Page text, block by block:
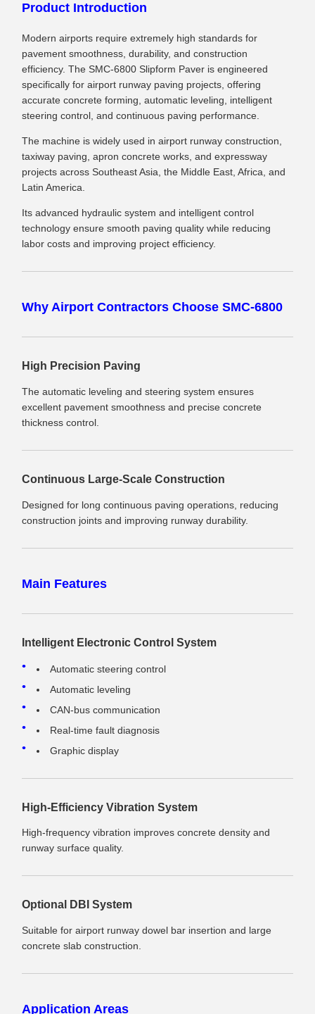
Product Introduction
Modern airports require extremely high standards for
pavement smoothness, durability, and construction
efficiency. The SMC-6800 Slipform Paver is engineered
specifically for airport runway paving projects, offering
accurate concrete forming, automatic leveling, intelligent
steering control, and continuous paving performance.
The machine is widely used in airport runway construction,
taxiway paving, apron concrete works, and expressway
projects across Southeast Asia, the Middle East, Africa, and
Latin America.
Its advanced hydraulic system and intelligent control
technology ensure smooth paving quality while reducing
labor costs and improving project efficiency.
Why Airport Contractors Choose SMC-6800
High Precision Paving
The automatic leveling and steering system ensures
excellent pavement smoothness and precise concrete
thickness control.
Continuous Large-Scale Construction
Designed for long continuous paving operations, reducing
construction joints and improving runway durability.
Main Features
Intelligent Electronic Control System
Automatic steering control
Automatic leveling
CAN-bus communication
Real-time fault diagnosis
Graphic display
High-Efficiency Vibration System
High-frequency vibration improves concrete density and
runway surface quality.
Optional DBI System
Suitable for airport runway dowel bar insertion and large
concrete slab construction.
Application Areas